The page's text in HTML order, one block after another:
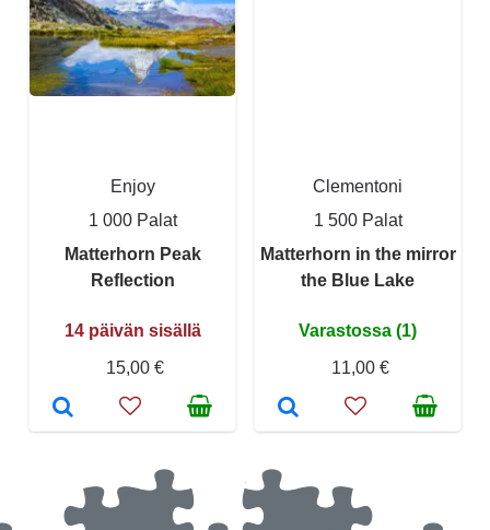
Enjoy
1 000 Palat
Matterhorn Peak
Reflection
14 päivän sisällä
15,00 €
Clementoni
1 500 Palat
Matterhorn in the mirror
the Blue Lake
Varastossa (1)
11,00 €